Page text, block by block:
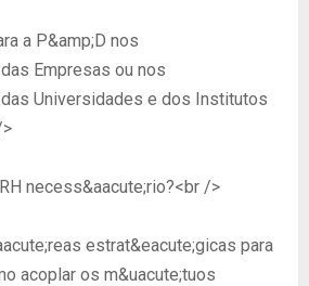
a P&amp;D nos
Empresas ou nos
Universidades e dos Institutos
necess&aacute;rio?<br />
estrat&eacute;gicas para
acoplar os m&uacute;tuos